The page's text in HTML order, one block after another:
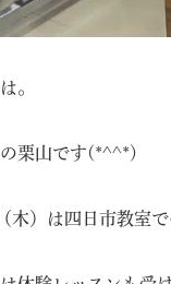
。
栗山です(*^^*)
木）は四日市教室で